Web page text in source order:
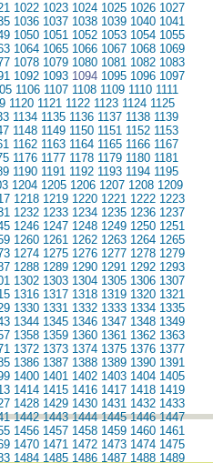
1022 1023 1024 1025 1026 1027
1036 1037 1038 1039 1040 1041
1050 1051 1052 1053 1054 1055
1064 1065 1066 1067 1068 1069
1078 1079 1080 1081 1082 1083
1092 1093 1094 1095 1096 1097
1106 1107 1108 1109 1110 1111
1120 1121 1122 1123 1124 1125
1134 1135 1136 1137 1138 1139
1148 1149 1150 1151 1152 1153
1162 1163 1164 1165 1166 1167
1176 1177 1178 1179 1180 1181
1190 1191 1192 1193 1194 1195
1204 1205 1206 1207 1208 1209
1218 1219 1220 1221 1222 1223
1232 1233 1234 1235 1236 1237
1246 1247 1248 1249 1250 1251
1260 1261 1262 1263 1264 1265
1274 1275 1276 1277 1278 1279
1288 1289 1290 1291 1292 1293
1302 1303 1304 1305 1306 1307
1316 1317 1318 1319 1320 1321
1330 1331 1332 1333 1334 1335
1344 1345 1346 1347 1348 1349
1358 1359 1360 1361 1362 1363
1372 1373 1374 1375 1376 1377
1386 1387 1388 1389 1390 1391
1400 1401 1402 1403 1404 1405
1414 1415 1416 1417 1418 1419
1428 1429 1430 1431 1432 1433
1442 1443 1444 1445 1446 1447
1456 1457 1458 1459 1460 1461
1470 1471 1472 1473 1474 1475
1484 1485 1486 1487 1488 1489